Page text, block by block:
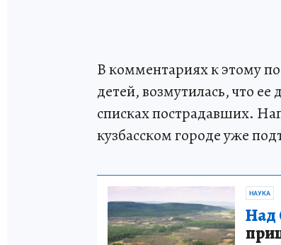
В комментариях к этому
детей, возмутилась, что
списках пострадавших.
кузбасском городе уже
НАУКА
Над